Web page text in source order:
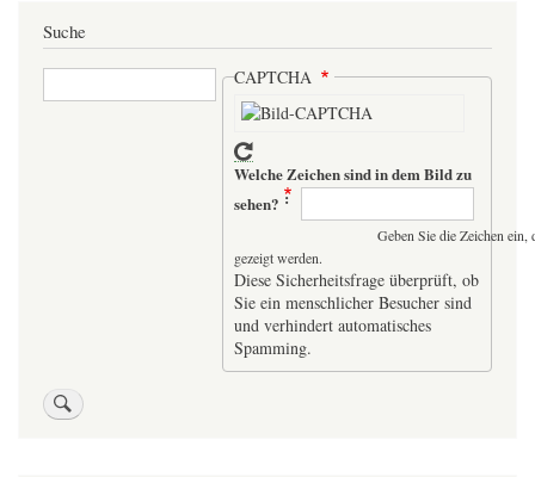
Suche
Suche CAPTCHA
Welche Zeichen sind in dem Bild zu
sehen?
Geben Sie die Zeichen
gezeigt werden.
Diese Sicherheitsfrage überprüft, ob
Sie ein menschlicher Besucher sind
und verhindert automatisches
Spamming.